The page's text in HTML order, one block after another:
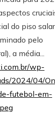
do piso
pelo
a média...